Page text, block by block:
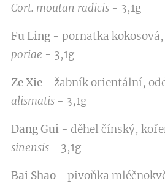
Cort. moutan radicis - 3,1g
Fu Ling- pornatka
poriae - 3,1g
Ze Xie - žabník orientální,
alismatis - 3,1g
Dang Gui - děhel čínský,
sinensis - 3,1g
Bai Shao - pivoňka